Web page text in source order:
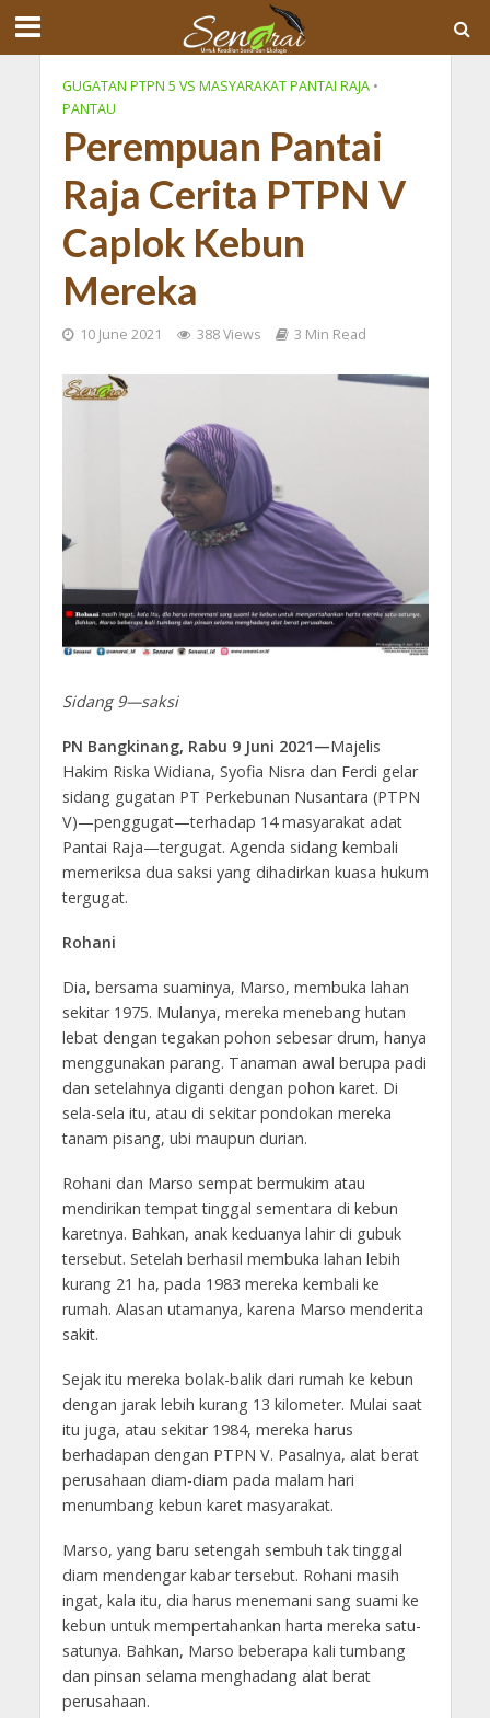
GUGATAN PTPN 5 VS MASYARAKAT PANTAI RAJA •
PANTAU
Perempuan Pantai
Raja Cerita PTPN V
Caplok Kebun
Mereka
10 June 2021 388 Views 3 Min Read
Sidang 9—saksi
PN Bangkinang, Rabu 9 Juni 2021—Majelis
Hakim Riska Widiana, Syofia Nisra dan Ferdi gelar
sidang gugatan PT Perkebunan Nusantara (PTPN
V)—penggugat—terhadap 14 masyarakat adat
Pantai Raja—tergugat. Agenda sidang kembali
memeriksa dua saksi yang dihadirkan kuasa hukum
tergugat.
Rohani
Dia, bersama suaminya, Marso, membuka lahan
sekitar 1975. Mulanya, mereka menebang hutan
lebat dengan tegakan pohon sebesar drum, hanya
menggunakan parang. Tanaman awal berupa padi
dan setelahnya diganti dengan pohon karet. Di
sela-sela itu, atau di sekitar pondokan mereka
tanam pisang, ubi maupun durian.
Rohani dan Marso sempat bermukim atau
mendirikan tempat tinggal sementara di kebun
karetnya. Bahkan, anak keduanya lahir di gubuk
tersebut. Setelah berhasil membuka lahan lebih
kurang 21 ha, pada 1983 mereka kembali ke
rumah. Alasan utamanya, karena Marso menderita
sakit.
Sejak itu mereka bolak-balik dari rumah ke kebun
dengan jarak lebih kurang 13 kilometer. Mulai saat
itu juga, atau sekitar 1984, mereka harus
berhadapan dengan PTPN V. Pasalnya, alat berat
perusahaan diam-diam pada malam hari
menumbang kebun karet masyarakat.
Marso, yang baru setengah sembuh tak tinggal
diam mendengar kabar tersebut. Rohani masih
ingat, kala itu, dia harus menemani sang suami ke
kebun untuk mempertahankan harta mereka satu-
satunya. Bahkan, Marso beberapa kali tumbang
dan pinsan selama menghadang alat berat
perusahaan.